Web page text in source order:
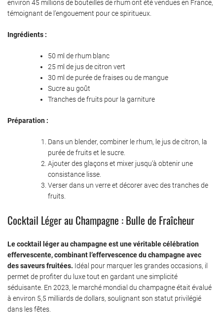
environ 45 millions de bouteilles de rhum ont été vendues en France,
témoignant de l’engouement pour ce spiritueux.
Ingrédients :
50 ml de rhum blanc
25 ml de jus de citron vert
30 ml de purée de fraises ou de mangue
Sucre au goût
Tranches de fruits pour la garniture
Préparation :
Dans un blender, combiner le rhum, le jus de citron, la
purée de fruits et le sucre.
Ajouter des glaçons et mixer jusqu’à obtenir une
consistance lisse.
Verser dans un verre et décorer avec des tranches de
fruits.
Cocktail Léger au Champagne : Bulle de Fraîcheur
Le cocktail léger au champagne est une véritable célébration
effervescente, combinant l’effervescence du champagne avec
des saveurs fruitées. Idéal pour marquer les grandes occasions, il
permet de profiter du luxe tout en gardant une simplicité
séduisante. En 2023, le marché mondial du champagne était évalué
à environ 5,5 milliards de dollars, soulignant son statut privilégié
dans les fêtes.